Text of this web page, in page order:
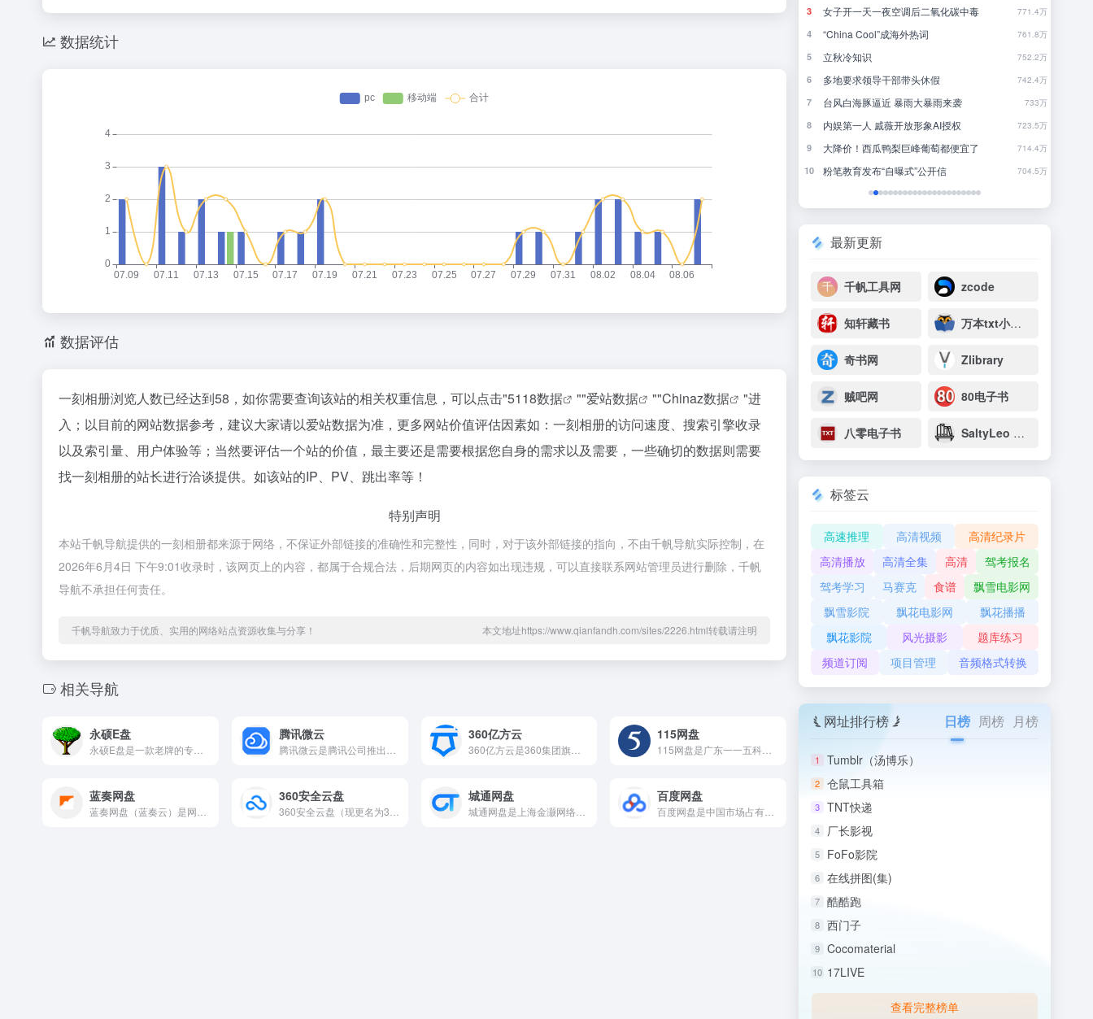
数据统计
数据评估
一刻相册浏览人数已经达到58，如你需要查询该站的相关权重信息，可以点击"5118数据 ""爱站数据 ""Chinaz数据
"进
入；以目前的网站数据参考，建议大家请以爱站数据为准，更多网站价值评估因素如：一刻相册的访问速度、搜索引擎收录
以及索引量、用户体验等；当然要评估一个站的价值，最主要还是需要根据您自身的需求以及需要，一些确切的数据则需要
找一刻相册的站长进行洽谈提供。如该站的IP、PV、跳出率等！
特别声明
本站千帆导航提供的一刻相册都来源于网络，不保证外部链接的准确性和完整性，同时，对于该外部链接的指向，不由千帆导航实际控制，在
2026年6月4日 下午9:01收录时，该网页上的内容，都属于合规合法，后期网页的内容如出现违规，可以直接联系网站管理员进行删除，千帆
导航不承担任何责任。
千帆导航致力于优质、实用的网络站点资源收集与分享！ 本文地址https://www.qianfandh.com/sites/2226.html转载请注明
相关导航
永硕E盘 腾讯微云 360亿方云
360亿方云是360集团旗下的企业级文件管理与协作平台，定位...
115网盘
蓝奏网盘 360安全云盘 城通网盘 百度网盘
3 扎克伯格，跟DeepSeek拼了
10 23岁OpenAI天才少女，也走了
3 女子开一天一夜空调后二氧化碳中毒 771.4万
4 “China Cool”成海外热词 761.8万
5 立秋冷知识 752.2万
6 多地要求领导干部带头休假 742.4万
7 台风白海豚逼近 暴雨大暴雨来袭 733万
8 内娱第一人 戚薇开放形象AI授权 723.5万
9 大降价！西瓜鸭梨巨峰葡萄都便宜了 714.4万
10 粉笔教育发布“自曝式”公开信 704.5万
最新更新
千帆工具网 zcode
知轩藏书 万本txt小说下载网
奇书网 Zlibrary
贼吧网 80电子书
八零电子书 SaltyLeo 的书架
标签云
高速推理 高清视频
高清纪录片
高清播放
高清全集 高清
驾考报名
驾考学习
马赛克 食谱
飘雪电影网
飘雪影院
飘花电影网
飘花播播
飘花影院
风光摄影
题库练习
频道订阅
项目管理 音频格式转换
网址排行榜 日榜 周榜 月榜
1 Tumblr（汤博乐）
2 仓鼠工具箱
3 TNT快递
4 厂长影视
5 FoFo影院
6 在线拼图(集)
7 酷酷跑
8 西门子
9 Cocomaterial
10 17LIVE
查看完整榜单